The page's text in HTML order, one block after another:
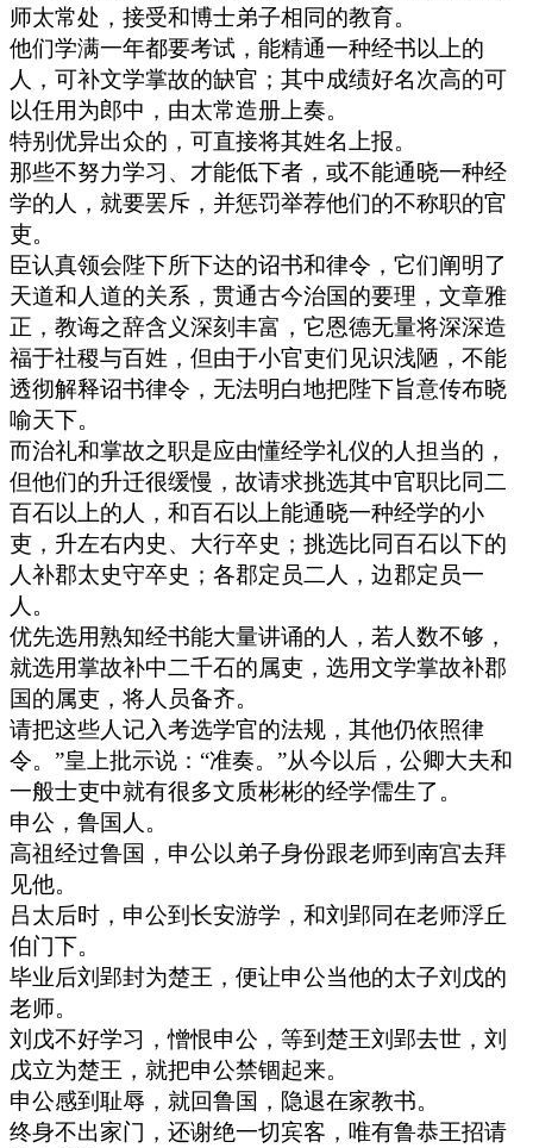
师太常处，接受和博士弟子相同的教育。
他们学满一年都要考试，能精通一种经书以上的
人，可补文学掌故的缺官；其中成绩好名次高的可
以任用为郎中，由太常造册上奏。
特别优异出众的，可直接将其姓名上报。
那些不努力学习、才能低下者，或不能通晓一种经
学的人，就要罢斥，并惩罚举荐他们的不称职的官
吏。
臣认真领会陛下所下达的诏书和律令，它们阐明了
天道和人道的关系，贯通古今治国的要理，文章雅
正，教诲之辞含义深刻丰富，它恩德无量将深深造
福于社稷与百姓，但由于小官吏们见识浅陋，不能
透彻解释诏书律令，无法明白地把陛下旨意传布晓
喻天下。
而治礼和掌故之职是应由懂经学礼仪的人担当的，
但他们的升迁很缓慢，故请求挑选其中官职比同二
百石以上的人，和百石以上能通晓一种经学的小
吏，升左右内史、大行卒史；挑选比同百石以下的
人补郡太史守卒史；各郡定员二人，边郡定员一
人。
优先选用熟知经书能大量讲诵的人，若人数不够，
就选用掌故补中二千石的属吏，选用文学掌故补郡
国的属吏，将人员备齐。
请把这些人记入考选学官的法规，其他仍依照律
令。”皇上批示说：“准奏。”从今以后，公卿大夫和
一般士吏中就有很多文质彬彬的经学儒生了。
申公，鲁国人。
高祖经过鲁国，申公以弟子身份跟老师到南宫去拜
见他。
吕太后时，申公到长安游学，和刘郢同在老师浮丘
伯门下。
毕业后刘郢封为楚王，便让申公当他的太子刘戊的
老师。
刘戊不好学习，憎恨申公，等到楚王刘郢去世，刘
戊立为楚王，就把申公禁锢起来。
申公感到耻辱，就回鲁国，隐退在家教书。
终身不出家门，还谢绝一切宾客，唯有鲁恭王招请